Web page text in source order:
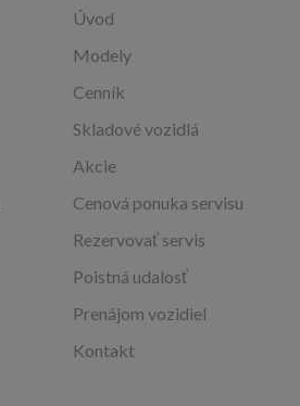
Úvod
Modely
Cenník
Skladové vozidlá
Akcie
Cenová ponuka servisu
Rezervovať servis
Poistná udalosť
Prenájom vozidiel
Kontakt